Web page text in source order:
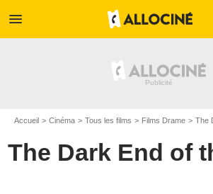
menu
Accueil Cinéma Tous les films Films Drame The
The Dark End of